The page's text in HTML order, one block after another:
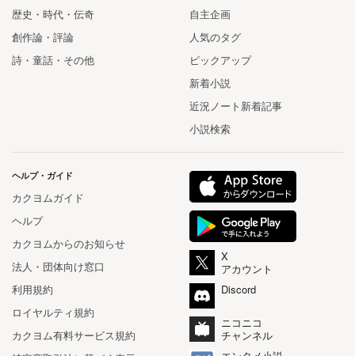
歴史・時代・伝奇
創作論・評論
詩・童話・その他
自主企画
人気のタグ
ピックアップ
新着小説
近況ノート新着記事
小説検索
ヘルプ・ガイド
カクヨムガイド
ヘルプ
カクヨムからのお知らせ
法人・団体向け窓口
利用規約
ロイヤルティ規約
カクヨム有料サービス規約
X
アカウント
Discord
ニコニコ
チャンネル